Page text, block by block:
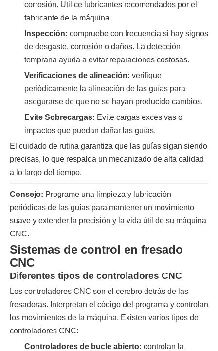
corrosión. Utilice lubricantes recomendados por el
fabricante de la máquina.
Inspección: compruebe con frecuencia si hay signos
de desgaste, corrosión o daños. La detección
temprana ayuda a evitar reparaciones costosas.
Verificaciones de alineación: verifique
periódicamente la alineación de las guías para
asegurarse de que no se hayan producido cambios.
Evite Sobrecargas: Evite cargas excesivas o
impactos que puedan dañar las guías.
El cuidado de rutina garantiza que las guías sigan siendo
precisas, lo que respalda un mecanizado de alta calidad
a lo largo del tiempo.
Consejo: Programe una limpieza y lubricación
periódicas de las guías para mantener un movimiento
suave y extender la precisión y la vida útil de su máquina
CNC.
Sistemas de control en fresado
CNC
Diferentes tipos de controladores CNC
Los controladores CNC son el cerebro detrás de las
fresadoras. Interpretan el código del programa y controlan
los movimientos de la máquina. Existen varios tipos de
controladores CNC:
Controladores de bucle abierto: controlan la